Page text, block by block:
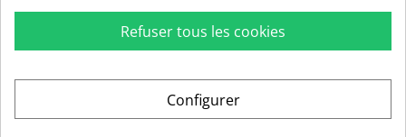
Refuser tous les cookies
Configurer